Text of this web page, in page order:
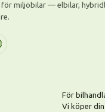
miljöbilar — elbilar,
För
Vi köper